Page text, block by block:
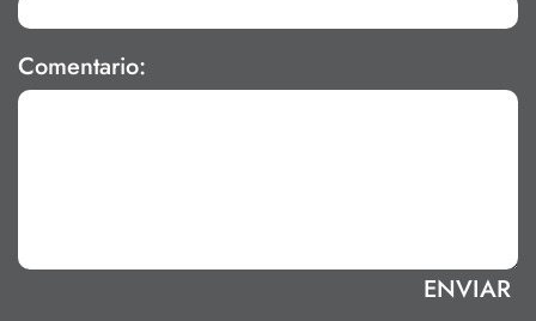
Comentario: